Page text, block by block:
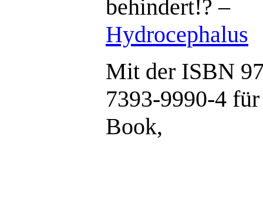
behindert!? –
Hydrocephalus
Mit der ISBN
7393-9990-4
Book,